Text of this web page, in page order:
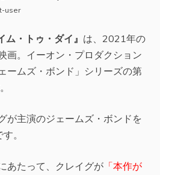
user
ム・トゥ・ダイ』 は、2021年の
画。イーオン・プロダクション
ームズ・ボンド」シリーズの第
が主演のジェームズ・ボンドを
。
あたって、クレイグが 「本作が